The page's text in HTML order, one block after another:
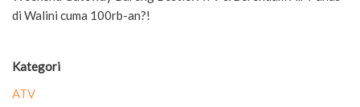
di Walini cuma 100rb-an?!
Kategori
ATV